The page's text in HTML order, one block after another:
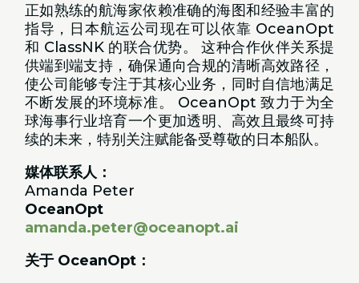
正如熟练的航海家依赖准确的海图和经验丰富的
指导，日本航运公司现在可以依靠 OceanOpt
和 ClassNK 的联合优势。 这种合作伙伴关系提
供端到端支持，确保通向合规的清晰高效路径，
使公司能够专注于其核心业务，同时自信地满足
不断发展的环境标准。 OceanOpt 致力于为全
球海事行业培育一个更加透明、高效且最终可持
续的未来，特别关注赋能备受尊敬的日本船队。
媒体联系人：
Amanda Peter
OceanOpt
amanda.peter@oceanopt.ai
关于 OceanOpt：